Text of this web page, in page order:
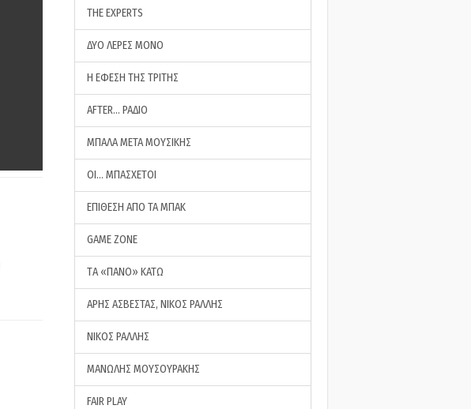
THE EXPERTS
ΔΥΟ ΛΕΡΕΣ ΜΟΝΟ
Η ΕΦΕΣΗ ΤΗΣ ΤΡΙΤΗΣ
AFTER… ΡΑΔΙΟ
ΜΠΑΛΑ ΜΕΤΑ ΜΟΥΣΙΚΗΣ
ΟΙ… ΜΠΑΣΧΕΤΟΙ
ΕΠΙΘΕΣΗ ΑΠΟ ΤΑ ΜΠΑΚ
GAME ZONE
ΤA «ΠΑΝΟ» ΚΑΤΩ
ΑΡΗΣ ΑΣΒΕΣΤΑΣ, ΝΙΚΟΣ ΡΑΛΛΗΣ
ΝΙΚΟΣ ΡΑΛΛΗΣ
ΜΑΝΩΛΗΣ ΜΟΥΣΟΥΡΑΚΗΣ
FAIR PLAY